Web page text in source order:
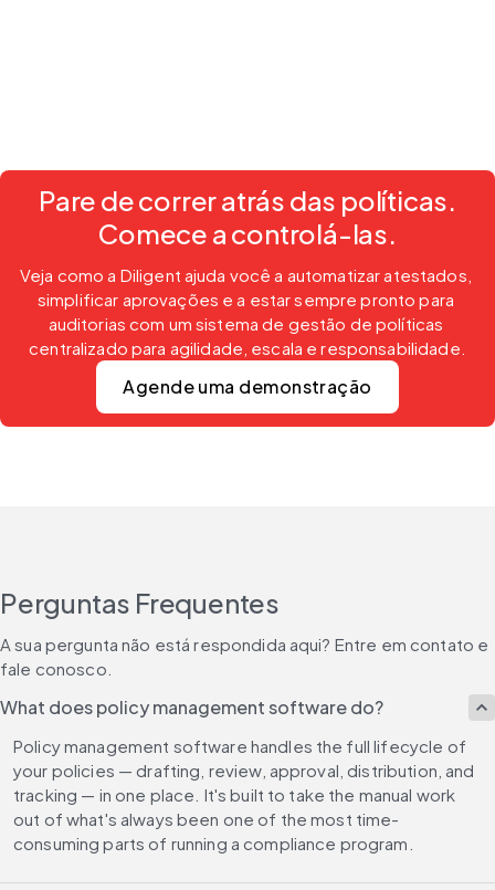
Pare de correr atrás das políticas.
Comece a controlá-las.
Veja como a Diligent ajuda você a automatizar atestados,
simplificar aprovações e a estar sempre pronto para
auditorias com um sistema de gestão de políticas
centralizado para agilidade, escala e responsabilidade.
Agende uma demonstração
Perguntas Frequentes
A sua pergunta não está respondida aqui? Entre em contato e
fale conosco.
What does policy management software do?
Policy management software handles the full lifecycle of
your policies — drafting, review, approval, distribution, and
tracking — in one place. It's built to take the manual work
out of what's always been one of the most time-
consuming parts of running a compliance program.